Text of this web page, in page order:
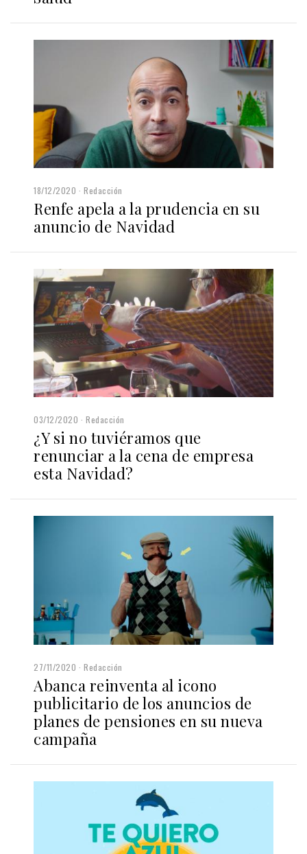
18/12/2020 Redacción
Renfe apela a la prudencia en su
anuncio de Navidad
03/12/2020 Redacción
¿Y si no tuviéramos que
renunciar a la cena de empresa
esta Navidad?
27/11/2020 Redacción
Abanca reinventa al icono
publicitario de los anuncios de
planes de pensiones en su nueva
campaña